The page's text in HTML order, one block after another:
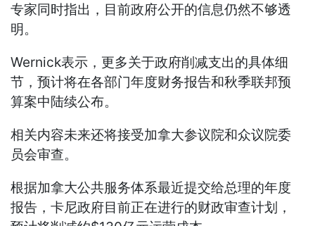
专家同时指出，目前政府公开的信息仍然不够透
明。
Wernick表示，更多关于政府削减支出的具体细
节，预计将在各部门年度财务报告和秋季联邦预
算案中陆续公布。
相关内容未来还将接受加拿大参议院和众议院委
员会审查。
根据加拿大公共服务体系最近提交给总理的年度
报告，卡尼政府目前正在进行的财政审查计划，